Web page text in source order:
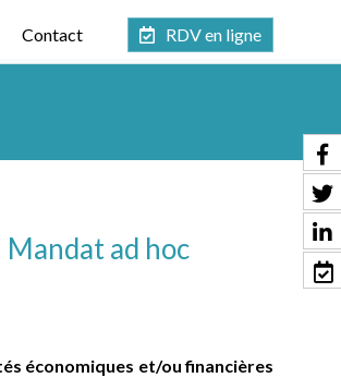
Contact RDV en ligne
ad hoc
économiques et/ou financières